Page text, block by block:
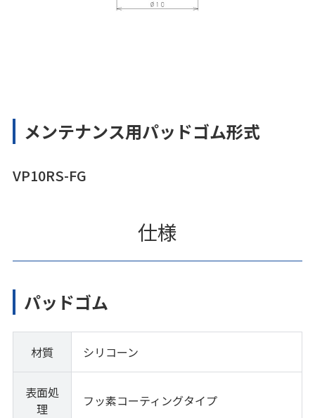
メンテナンス用パッドゴム形式
VP10RS-FG
仕様
パッドゴム
材質 シリコーン
表面処
理
フッ素コーティングタイプ